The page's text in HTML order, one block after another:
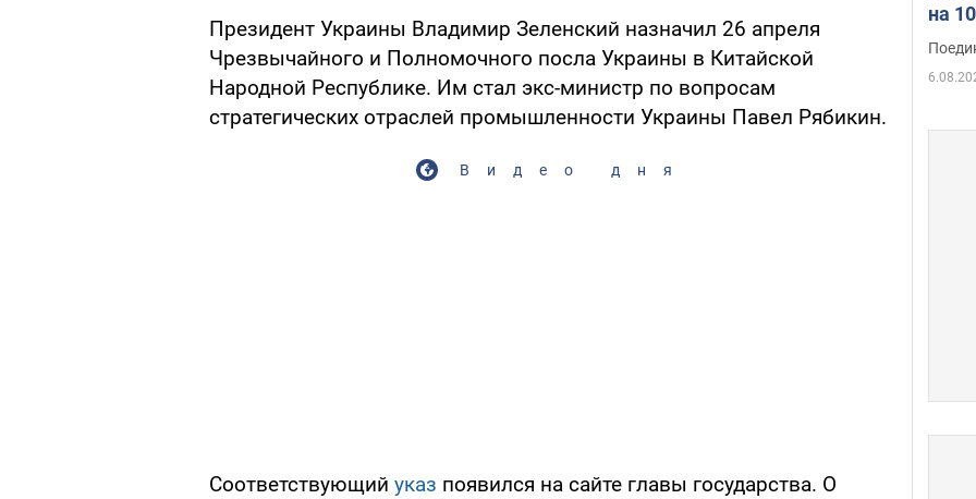
Президент Украины Владимир Зеленский назначил 26 апреля
Чрезвычайного и Полномочного посла Украины в Китайской
Народной Республике. Им стал экс-министр по вопросам
стратегических отраслей промышленности Украины Павел Рябикин.
Видео дня
Соответствующий указ появился на сайте главы государства. О
на